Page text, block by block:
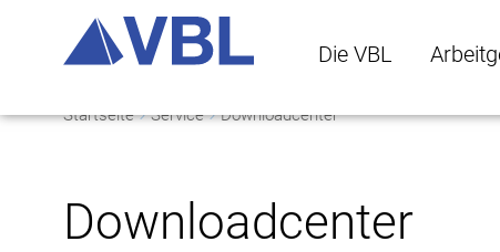
Die VBL
Startseite Service Downloadcenter
Downloadcenter